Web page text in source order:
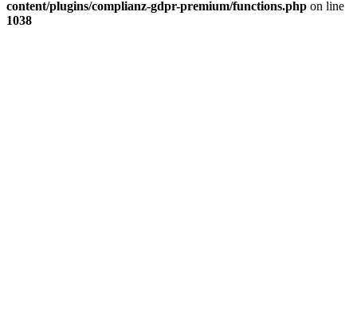
content/plugins/complianz-gdpr-premium/functions.php on line
1038